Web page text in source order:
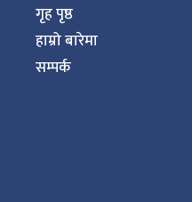
गृह पृष्ठ
हाम्रो बारेमा
सम्पर्क